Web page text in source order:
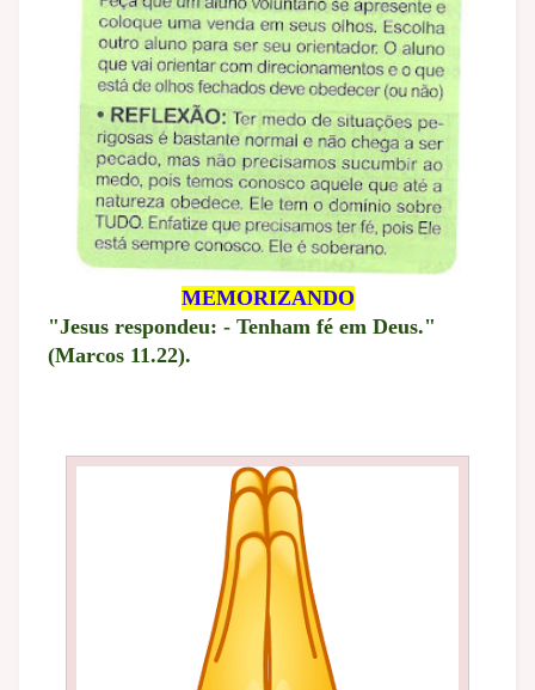
MEMORIZANDO
"Jesus respondeu: - Tenham fé em Deus."
(Marcos 11.22).